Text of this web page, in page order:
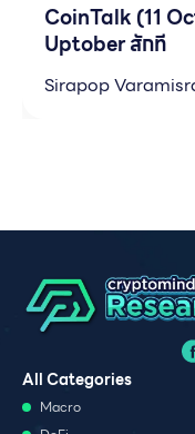
CoinTalk (11
Uptober สักที
Sirapop
All Categories
Macro